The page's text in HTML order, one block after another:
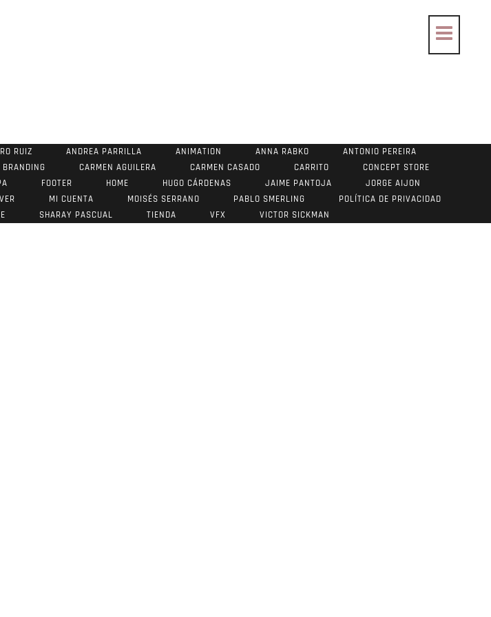
RUIZ ANDREA PARRILLA ANIMATION ANNA RABKO
ANTONIO PEREIRA
BRANDING CARMEN AGUILERA CARMEN CASADO CARRITO
CONCEPT STORE
FOOTER HOME HUGO CÁRDENAS JAIME PANTOJA
JORGE AIJON
MI CUENTA MOISÉS SERRANO PABLO SMERLING
POLÍTICA DE PRIVACIDAD
SHARAY PASCUAL TIENDA VFX VICTOR SICKMAN